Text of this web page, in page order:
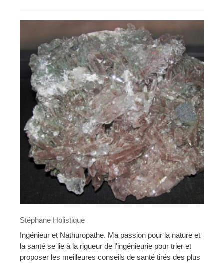
Stéphane Holistique
Ingénieur et Nathuropathe. Ma passion pour la nature et
la santé se lie à la rigueur de l'ingénieurie pour trier et
proposer les meilleures conseils de santé tirés des plus